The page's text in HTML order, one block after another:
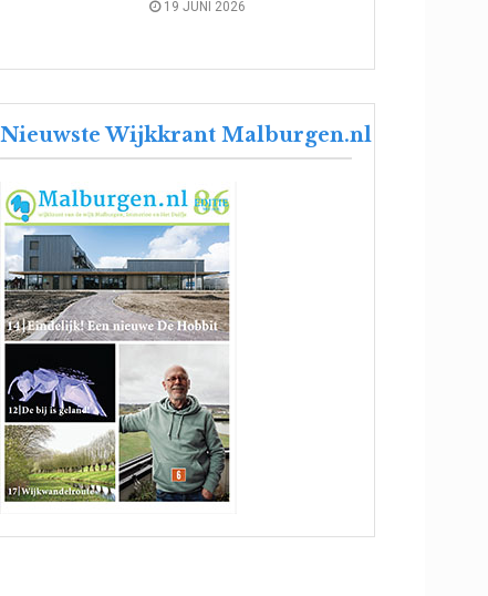
19 JUNI 2026
Nieuwste Wijkkrant Malburgen.nl